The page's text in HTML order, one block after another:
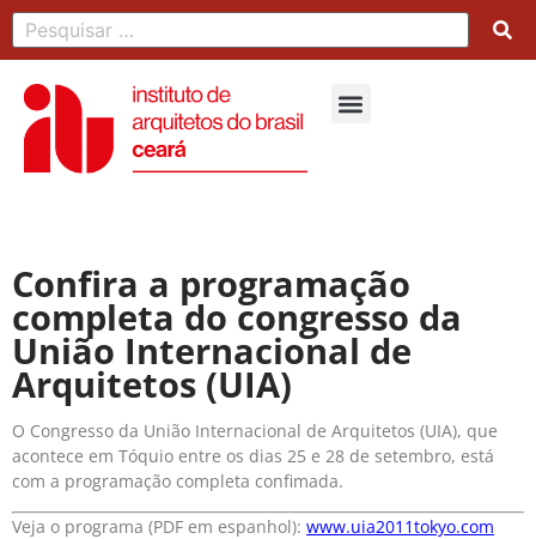
Confira a programação
completa do congresso da
União Internacional de
Arquitetos (UIA)
O Congresso da União Internacional de Arquitetos (UIA), que
acontece em Tóquio entre os dias 25 e 28 de setembro, está
com a programação completa confimada.
Veja o programa (PDF em espanhol): www.uia2011tokyo.com